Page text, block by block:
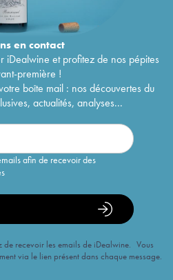
encontact
iDealwine et profitez de nos pépites
première !
boîte mail : nos découvertes du
actualités, analyses...
afin de recevoir des
de recevoir les emails de iDealwine. Vous
via le lien présent dans chaque message.